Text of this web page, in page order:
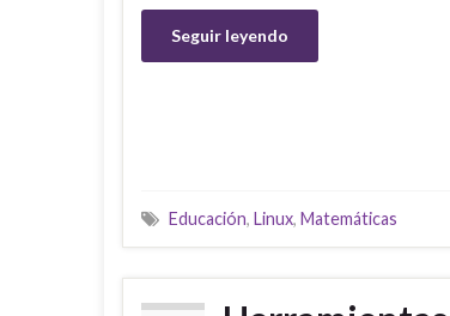
Seguir leyendo
Educación, Linux, Matemáticas